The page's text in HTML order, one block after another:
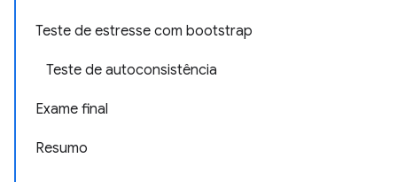
Teste de estresse com bootstrap
Teste de autoconsistência
Exame final
Resumo